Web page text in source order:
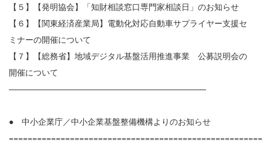
【５】【発明協会】「知財相談窓口専門家相談日」のお知らせ
【６】【関東経済産業局】電動化対応自動車サプライヤー支援セ
ミナーの開催について
【７】【総務省】地域デジタル基盤活用推進事業 公募説明会の
開催について
————————————————————————
● 中小企業庁／中小企業基盤整備機構よりのお知らせ